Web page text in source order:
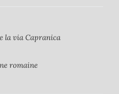
la via Capranica
romaine